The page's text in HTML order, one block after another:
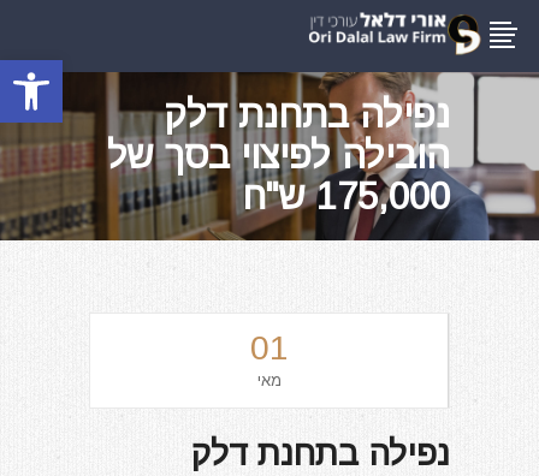
פתח
נפילה בתחנת דלק
הובילה לפיצוי בסך של
175,000 ש"ח
01
מאי
נפילה בתחנת דלק